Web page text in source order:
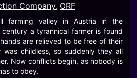
Company, ORF
farming valley in Austria in the
a tyrannical farmer is found
are relieved to be free of their
childless, so suddenly they all
Now conflicts begin, as nobody is
to obey.